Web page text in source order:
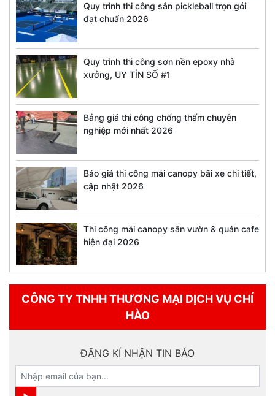
Quy trình thi công sân pickleball trọn gói
đạt chuẩn 2026
Quy trình thi công sơn nền epoxy nhà
xưởng, UY TÍN SỐ #1
Bảng giá thi công chống thấm chuyên
nghiệp mới nhất 2026
Báo giá thi công mái canopy bãi xe chi tiết,
cập nhật 2026
Thi công mái canopy sân vườn & quán cafe
hiện đại 2026
CÔNG TY TNHH THƯƠNG MẠI DỊCH VỤ CHÍ
HÀO
ĐĂNG KÍ NHẬN TIN BÁO